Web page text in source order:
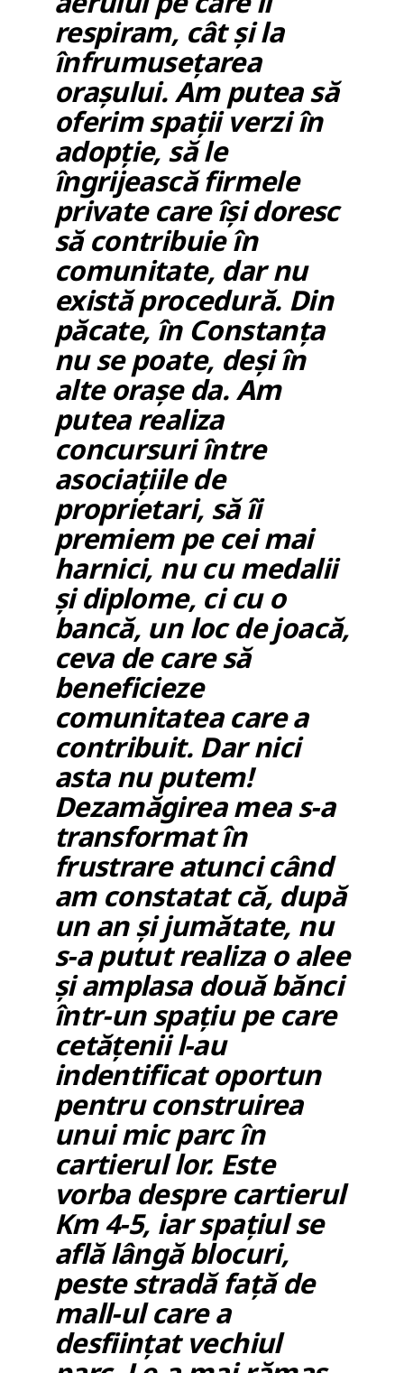
respiram, cât și la
înfrumusețarea
orașului. Am putea să
oferim spații verzi în
adopție, să le
îngrijească firmele
private care își doresc
să contribuie în
comunitate, dar nu
există procedură. Din
păcate, în Constanța
nu se poate, deși în
alte orașe da. Am
putea realiza
concursuri între
asociațiile de
proprietari, să îi
premiem pe cei mai
harnici, nu cu medalii
și diplome, ci cu o
bancă, un loc de joacă,
ceva de care să
beneficieze
comunitatea care a
contribuit. Dar nici
asta nu putem!
Dezamăgirea mea s-a
transformat în
frustrare atunci când
am constatat că, după
un an și jumătate, nu
s-a putut realiza o alee
și amplasa două bănci
într-un spațiu pe care
cetățenii l-au
indentificat oportun
pentru construirea
unui mic parc în
cartierul lor. Este
vorba despre cartierul
Km 4-5, iar spațiul se
află lângă blocuri,
peste stradă față de
mall-ul care a
desființat vechiul